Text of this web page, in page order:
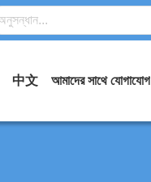
中文 আমাদের সাথে যোগাযোগ